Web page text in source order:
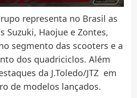
representa no Brasil as
Suzuki, Haojue e Zontes,
segmento das scooters e a
dos quadriciclos. Além
da J.Toledo/JTZ em
de modelos lançados.